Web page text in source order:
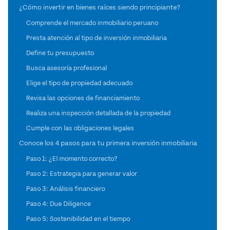
¿Cómo invertir en bienes raíces siendo principiante?
Comprende el mercado inmobiliario peruano
Presta atención al tipo de inversión inmobiliaria
Define tu presupuesto
Busca asesoría profesional
Elige el tipo de propiedad adecuado
Revisa las opciones de financiamiento
Realiza una inspección detallada de la propiedad
Cumple con las obligaciones legales
Conoce los 4 pasos para tu primera inversión inmobiliaria
Paso 1: ¿El momento correcto?
Paso 2: Estrategia para generar valor
Paso 3: Análisis financiero
Paso 4: Due Diligence
Paso 5: Sostenibilidad en el tiempo